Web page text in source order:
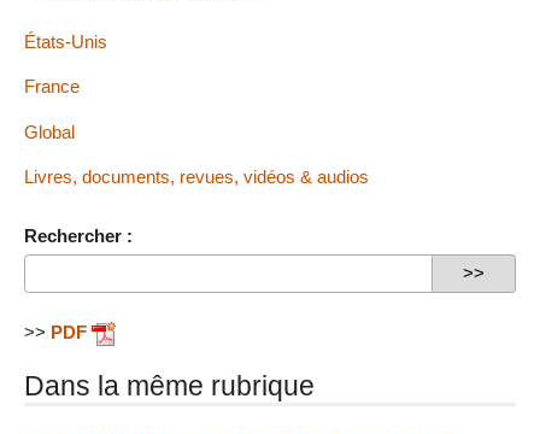
États-Unis
France
Global
Livres, documents, revues, vidéos & audios
Rechercher :
>> PDF
Dans la même rubrique